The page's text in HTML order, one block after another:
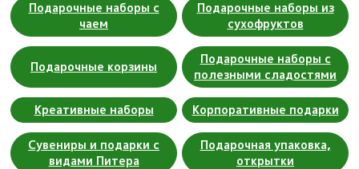
Подарочные наборы с
чаем
Подарочные наборы из
сухофруктов
Подарочные корзины
Подарочные наборы с
полезными сладостями
Креативные наборы Корпоративные подарки
Сувениры и подарки с
видами Питера
Подарочная упаковка,
открытки